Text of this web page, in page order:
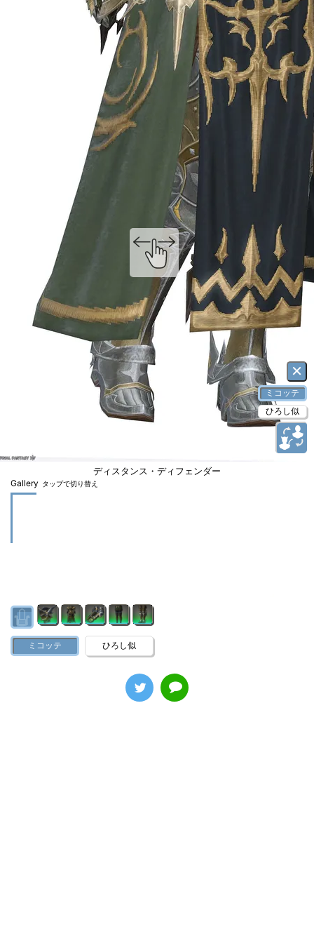
ディスタンス・ディフェンダー
×
ミコッテ
ひろし似
Gallery タップで切り替え
ミコッテ ひろし似